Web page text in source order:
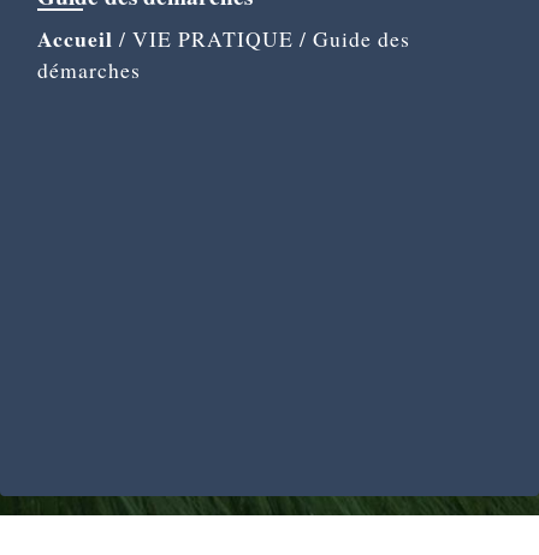
Accueil / VIE PRATIQUE / Guide des
démarches